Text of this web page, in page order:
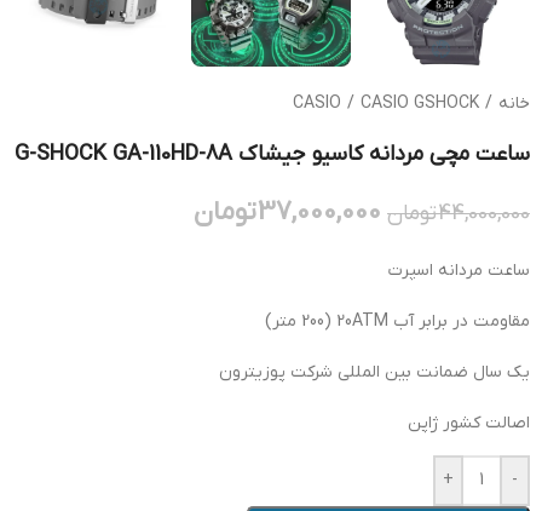
خانه /
CASIO / CASIO GSHOCK
ساعت مچی مردانه کاسیو جیشاک G-SHOCK GA-110HD-8A
44,000,000تومان 37,000,000تومان
ساعت مردانه اسپرت
مقاومت در برابر آب 20ATM (200 متر)
یک سال ضمانت بین المللی شرکت پوزیترون
اصالت کشور ژاپن
-
+